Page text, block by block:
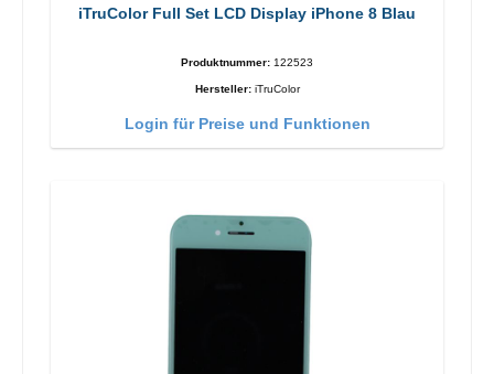
iTruColor Full Set LCD Display iPhone 8 Blau
Produktnummer: 122523
Hersteller: iTruColor
Login für Preise und Funktionen